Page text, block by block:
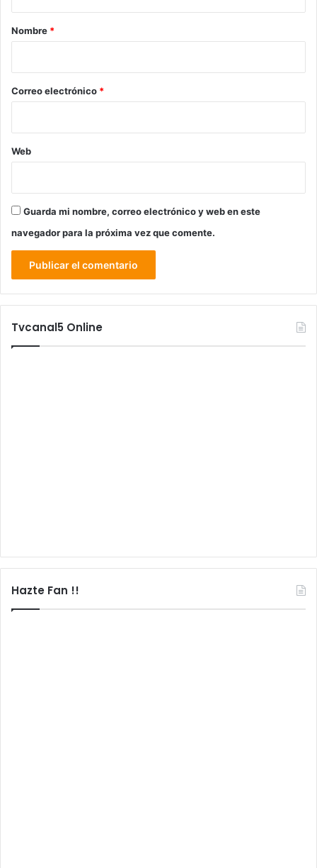
r
*
Nombre *
Correo electrónico *
Web
Guarda mi nombre, correo electrónico y web en este
navegador para la próxima vez que comente.
Tvcanal5 Online
Hazte Fan !!